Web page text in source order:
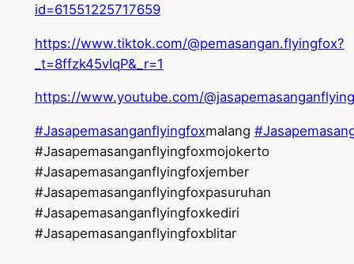
id=61551225717659
https://www.tiktok.com/@pemasangan.flyingfox?
_t=8ffzk45vIqP&_r=1
https://www.youtube.com/
#Jasapemasanganflyingfoxmalang
#Jasapemasanganflyingfoxmojokerto
#Jasapemasanganflyingfoxjember
#Jasapemasanganflyingfoxpasuruhan
#Jasapemasanganflyingfoxkediri
#Jasapemasanganflyingfoxblitar